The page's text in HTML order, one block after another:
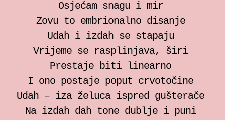
Kontakt
en
Osjećam snagu i mir
Zovu to embrionalno disanje
Udah i izdah se stapaju
Vrijeme se rasplinjava, širi
Prestaje biti linearno
I ono postaje poput crvotočine
Udah – iza želuca ispred gušterače
Na izdah dah tone dublje i puni